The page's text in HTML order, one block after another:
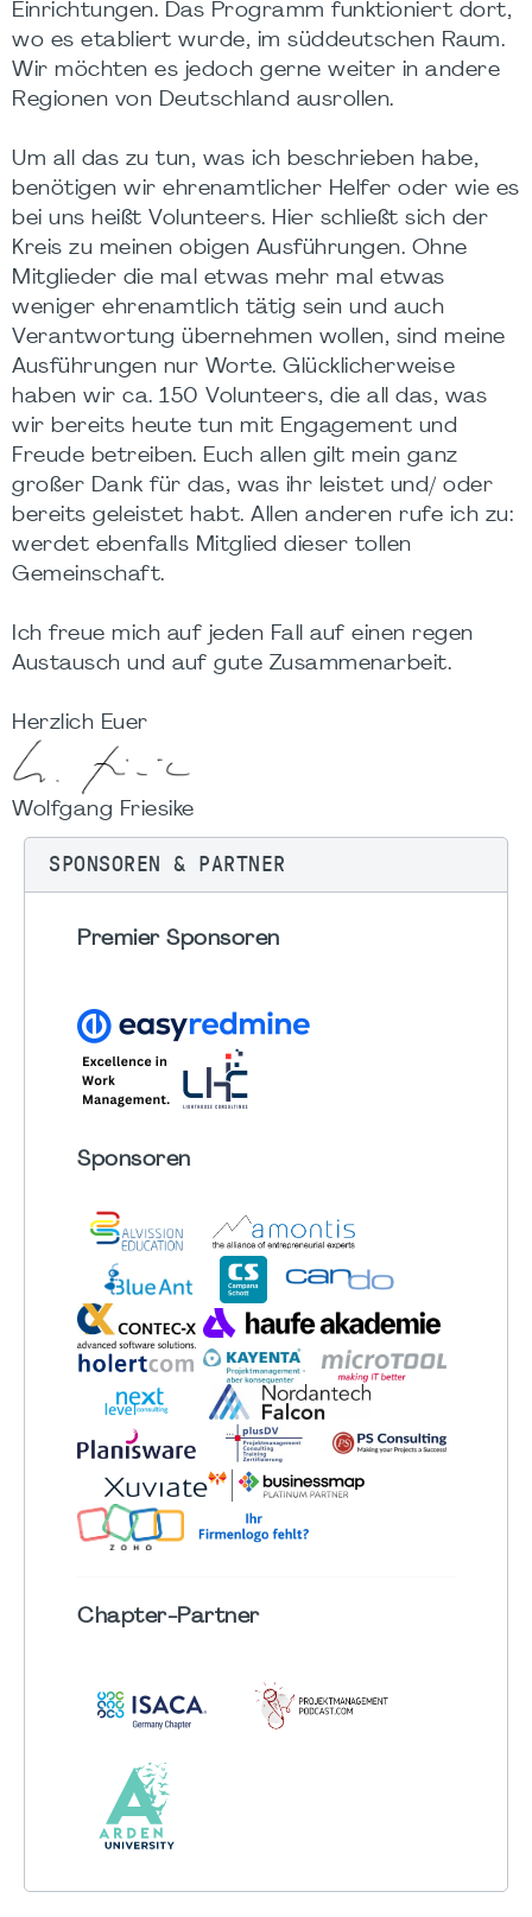
Einrichtungen. Das Programm funktioniert dort,
wo es etabliert wurde, im süddeutschen Raum.
Wir möchten es jedoch gerne weiter in andere
Regionen von Deutschland ausrollen.
Um all das zu tun, was ich beschrieben habe,
benötigen wir ehrenamtlicher Helfer oder wie es
bei uns heißt Volunteers. Hier schließt sich der
Kreis zu meinen obigen Ausführungen. Ohne
Mitglieder die mal etwas mehr mal etwas
weniger ehrenamtlich tätig sein und auch
Verantwortung übernehmen wollen, sind meine
Ausführungen nur Worte. Glücklicherweise
haben wir ca. 150 Volunteers, die all das, was
wir bereits heute tun mit Engagement und
Freude betreiben. Euch allen gilt mein ganz
großer Dank für das, was ihr leistet und/ oder
bereits geleistet habt. Allen anderen rufe ich zu:
werdet ebenfalls Mitglied dieser tollen
Gemeinschaft.
Ich freue mich auf jeden Fall auf einen regen
Austausch und auf gute Zusammenarbeit.
Herzlich Euer
Wolfgang Friesike
SPONSOREN & PARTNER
Premier Sponsoren
Sponsoren
Chapter-Partner